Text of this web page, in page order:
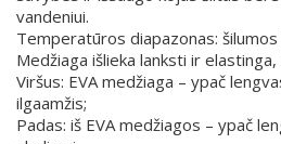
vandeniui.
Temperatūros diapazonas: šilumos
Medžiaga išlieka lanksti ir
Viršus: EVA medžiaga – ypač
ilgaamžis;
Padas: iš EVA medžiagos – ypač